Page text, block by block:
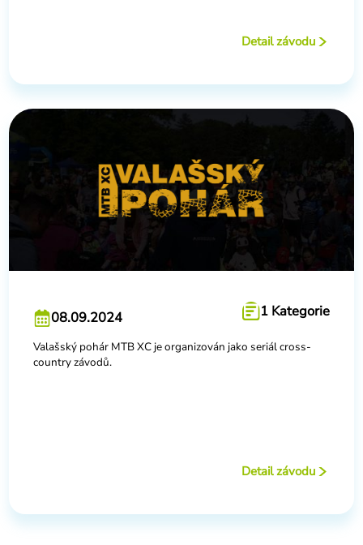
Detail závodu
08.09.2024 1 Kategorie
Valašský pohár MTB XC je organizován jako seriál cross-
country závodů.
Detail závodu